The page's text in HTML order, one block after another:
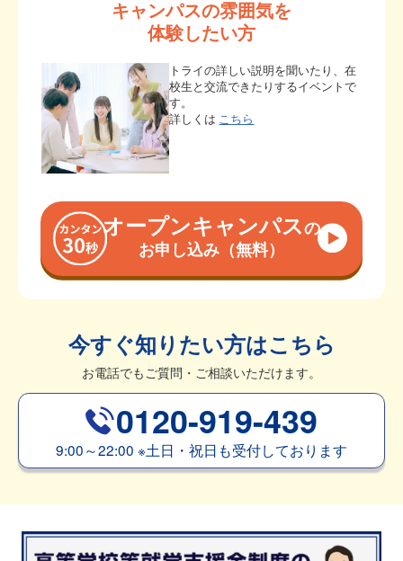
キャンパスの雰囲気を
体験したい方
トライの詳しい説明を聞いたり、在
校生と交流できたりするイベントで
す。
詳しくは こちら
オープンキャンパスの
お申し込み（無料）
今すぐ知りたい方はこちら
お電話でもご質問・ご相談いただけます。
0120-919-439
9:00～22:00 ※土日・祝日も受付しております